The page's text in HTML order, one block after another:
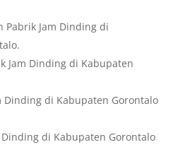
Pabrik Jam Dinding di
Jam Dinding di Kabupaten
Dinding di Kabupaten Gorontalo
Dinding di Kabupaten Gorontalo